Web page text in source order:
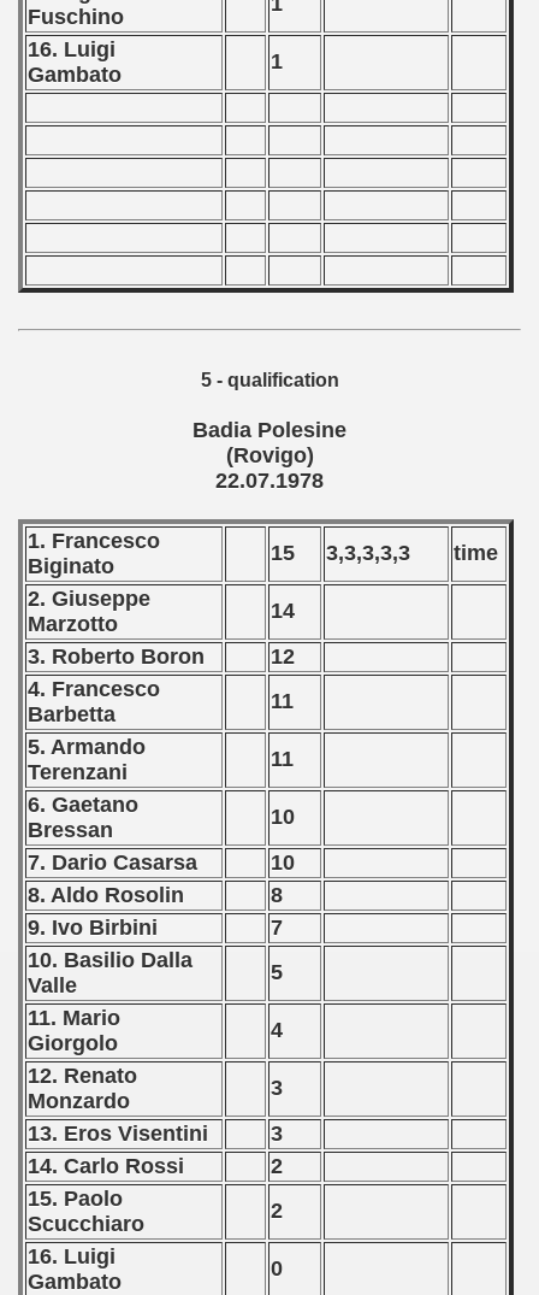
Fuschino
16. Luigi
Gambato
1
5 - qualification
Badia Polesine
(Rovigo)
22.07.1978
1. Francesco
Biginato
15 3,3,3,3,3
time
2. Giuseppe
Marzotto
14
3. Roberto Boron
12
4. Francesco
Barbetta
11
5. Armando
Terenzani
11
6. Gaetano
Bressan
10
7. Dario Casarsa
10
8. Aldo Rosolin
8
9. Ivo Birbini
7
10. Basilio Dalla
Valle
5
11. Mario
Giorgolo
4
12. Renato
Monzardo
3
13. Eros Visentini
3
14. Carlo Rossi
2
15. Paolo
Scucchiaro
2
16. Luigi
Gambato
0